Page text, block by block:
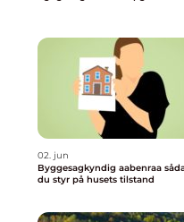
02. jun
Byggesagkyndig aabenraa sådan får
du styr på husets tilstand